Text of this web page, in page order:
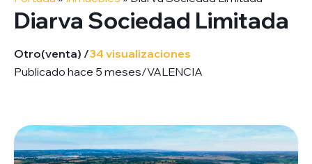
Diarva Sociedad Limitada
Otro(venta) /34 visualizaciones
Publicado hace 5 meses/VALENCIA